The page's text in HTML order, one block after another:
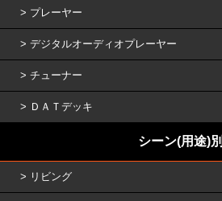
プレーヤー
デジタルオーディオプレーヤー
チューナー
ＤＡＴデッキ
シーン(用途)別
リビング